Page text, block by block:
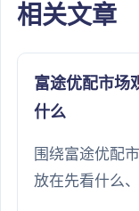
相关文章
富途优配市场
什么
围绕富途优配
放在先看什么